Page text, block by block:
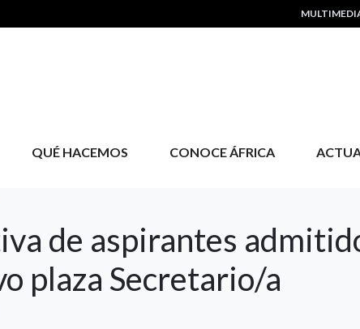
QUÉ HACEMOS CONOCE ÁFRICA
de aspirantes
plaza Secretario/a